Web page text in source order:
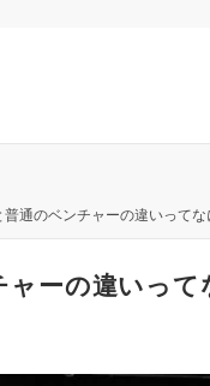
通のベンチャーの違いってな
ーの違いって